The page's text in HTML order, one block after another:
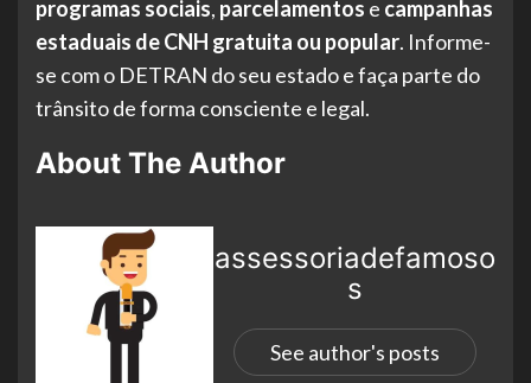
programas sociais, parcelamentos e campanhas
estaduais de CNH gratuita ou popular. Informe-
se com o DETRAN do seu estado e faça parte do
trânsito de forma consciente e legal.
About The Author
assessoriadefamoso
s
See author's posts